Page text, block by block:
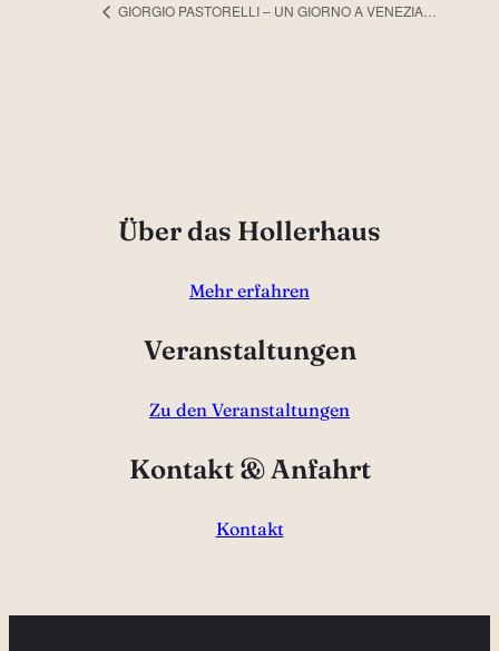
GIORGIO PASTORELLI – UN GIORNO A VENEZIA…
Über das Hollerhaus
Mehr erfahren
Veranstaltungen
Zu den Veranstaltungen
Kontakt & Anfahrt
Kontakt